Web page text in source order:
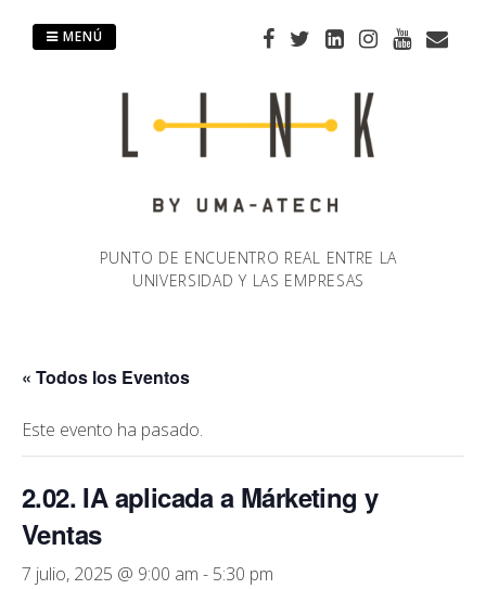
PUNTO DE ENCUENTRO REAL ENTRE LA
UNIVERSIDAD Y LAS EMPRESAS
MENÚ
« Todos los Eventos
Este evento ha pasado.
2.02. IA aplicada a Márketing y
Ventas
7 julio, 2025 @ 9:00 am - 5:30 pm